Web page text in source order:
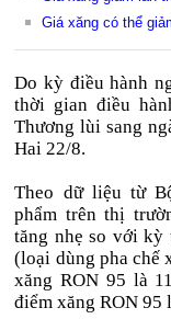
Giá xăng có thể
Do kỳ điều hành
thời gian điều
Thương lùi sang
Hai 22/8.
Theo dữ liệu từ
phẩm trên thị
tăng nhẹ so với kỳ
(loại dùng pha chế
xăng RON 95 là
điểm xăng RON 95